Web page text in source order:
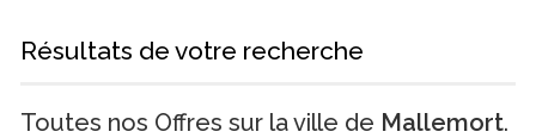
Résultats de votre recherche
Toutes nos Offres sur la ville de Mallemort.